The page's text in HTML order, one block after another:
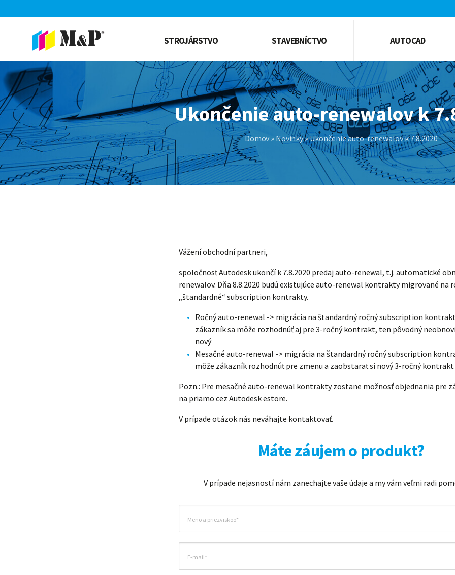
STROJÁRSTVO STAVEBNÍCTVO AUTOCAD
Ukončenie auto-renewalov k
Domov » Novinky»Ukončenie auto-renewalov k 7.8.2020
Vážení obchodní partneri,
spoločnosť Autodesk ukončí k 7.8.2020 predaj auto-renewal, t.j. automatické
renewalov. Dňa 8.8.2020 budú existujúce auto-renewal kontrakty migrované na
„štandardné“ subscription kontrakty.
Ročný auto-renewal -> migrácia na štandardný ročný subscription
zákazník sa môže rozhodnúť aj pre 3-ročný kontrakt, ten pôvodný
nový
Mesačné auto-renewal -> migrácia na štandardný ročný subscription
môže zákazník rozhodnúť pre zmenu a zaobstarať si nový 3-ročný kontrakt
Pozn.: Pre mesačné auto-renewal kontrakty zostane možnosť objednania pre
na priamo cez Autodesk estore.
V prípade otázok nás neváhajte kontaktovať.
Máte záujem o produkt?
V prípade nejasností nám zanechajte vaše údaje a my vám veľmi radi